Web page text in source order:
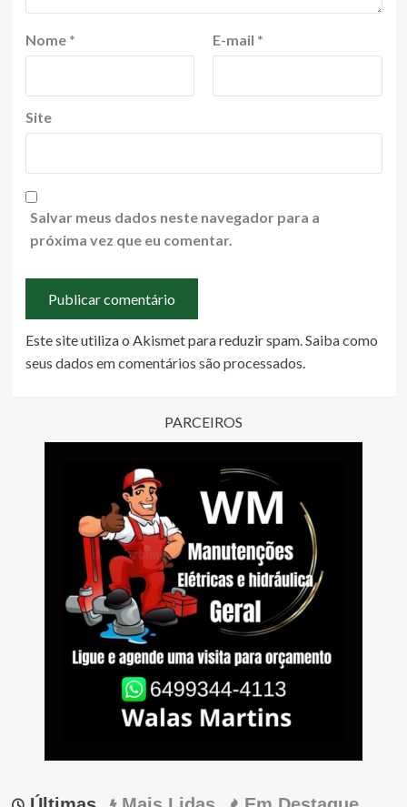
Nome * E-mail *
Site
Salvar meus dados neste navegador para a
próxima vez que eu comentar.
Este site utiliza o Akismet para reduzir spam.Saiba como
seus dados em comentários são processados.
PARCEIROS